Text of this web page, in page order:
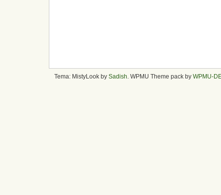
Tema: MistyLook by Sadish . WPMU Theme pack by WPMU-